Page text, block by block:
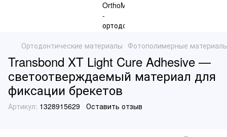
Ортодонтические материалы Фотополимерные
Transbond XT Light Cure Adhesive —
светоотверждаемый материал для
фиксации брекетов
Артикул: 1328915629 Оставить отзыв